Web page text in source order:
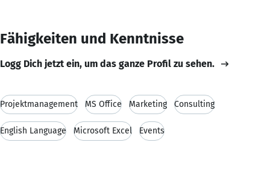
Fähigkeiten und Kenntnisse
Logg Dich jetzt ein, um das ganze Profil zu sehen.
Projektmanagement MS Office Marketing Consulting
English Language Microsoft Excel Events